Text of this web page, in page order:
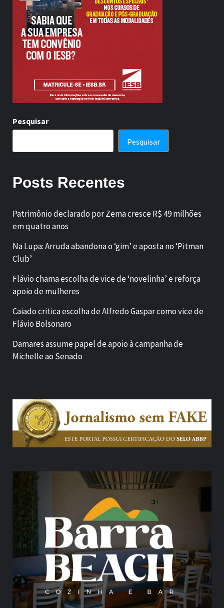
Pesquisar
Pesquisar
Posts Recentes
Patrimônio declarado por Zema cresce R$ 49 milhões
em quatro anos
Na Lupa: Arruda abandona o ‘gim’ e aposta no ‘Pitman
Club’
Flávio chama escolha de vice de ‘novelinha’ e reforça
apoio de mulheres
Caiado critica escolha de Alfredo Gaspar como vice de
Flávio Bolsonaro
Damares assume papel de apoio à campanha de
Michelle ao Senado